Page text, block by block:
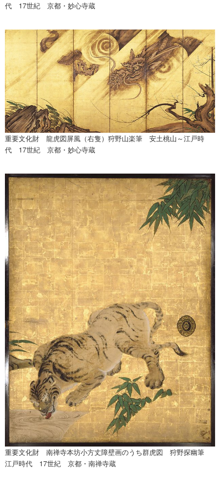
代 17世紀 京都・妙心寺蔵
重要文化財 龍虎図屏風（右隻）狩野山楽筆 安土桃山～江戸時
代 17世紀 京都・妙心寺蔵
重要文化財 南禅寺本坊小方丈障壁画のうち群虎図 狩野探幽筆
江戸時代 17世紀 京都・南禅寺蔵